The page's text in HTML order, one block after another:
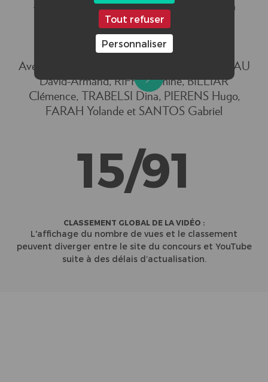
- Casting : Hind Faiz, Laure Delagree, Olga
Foussekis
- Image : David Armand Lebeau
Avec ALDAY Laura, ABDAOUI Sarah, LEBEAU
David-Armand, RIFFI Yasmine, BILLIAR
Clémence, TRABELSI Dina, PIERENS Hugo,
FARAH Yolande et SANTOS Gabriel
15/91
CLASSEMENT GLOBAL DE LA VIDÉO :
L'affichage du nombre de vues et le classement
peuvent diverger entre le site du concours et YouTube
suite à des délais d’actualisation.
Tout refuser
Personnaliser